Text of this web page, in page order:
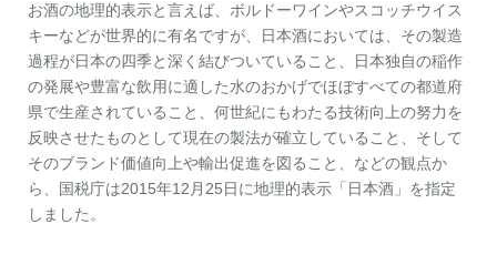
お酒の地理的表示と言えば、ボルドーワインやスコッチウイス
キーなどが世界的に有名ですが、日本酒においては、その製造
過程が日本の四季と深く結びついていること、日本独自の稲作
の発展や豊富な飲用に適した水のおかげでほぼすべての都道府
県で生産されていること、何世紀にもわたる技術向上の努力を
反映させたものとして現在の製法が確立していること、そして
そのブランド価値向上や輸出促進を図ること、などの観点か
ら、国税庁は2015年12月25日に地理的表示「日本酒」を指定
しました。